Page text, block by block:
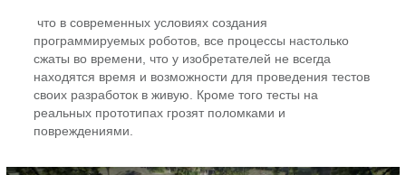
что в современных условиях создания
программируемых роботов, все процессы настолько
сжаты во времени, что у изобретателей не всегда
находятся время и возможности для проведения тестов
своих разработок в живую. Кроме того тесты на
реальных прототипах грозят поломками и
повреждениями.